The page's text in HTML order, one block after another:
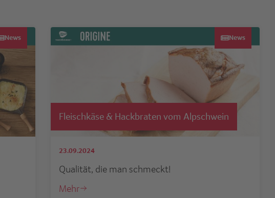
News News
Fleischkäse & Hackbraten vom Alpschwein
23.09.2024
Qualität, die man schmeckt!
Mehr